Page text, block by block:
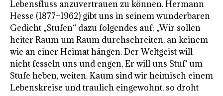
Lebensfluss anzuvertrauen zu können. Hermann
Hesse (1877–1962) gibt uns in seinem wunderbaren
Gedicht „Stufen“ dazu folgendes auf: „Wir sollen
heiter Raum um Raum durchschreiten, an keinem
wie an einer Heimat hängen. Der Weltgeist will
nicht fesseln uns und engen, Er will uns Stuf‘ um
Stufe heben, weiten. Kaum sind wir heimisch einem
Lebenskreise und traulich eingewohnt, so droht